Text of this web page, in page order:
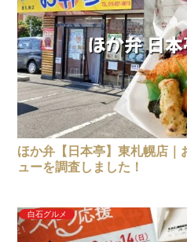
ほか弁【日本亭】東札幌店｜
ューを調査しました！
白石グルメ